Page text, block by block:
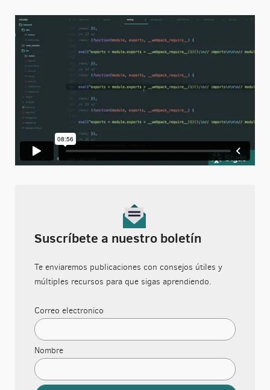
Suscríbete a nuestro boletín
Te enviaremos publicaciones con consejos útiles y
múltiples recursos para que sigas aprendiendo.
Correo electronico
Nombre